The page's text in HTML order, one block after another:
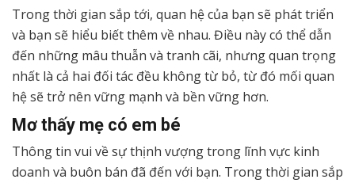
Trong thời gian sắp tới, quan hệ của bạn sẽ phát triển
và bạn sẽ hiểu biết thêm về nhau. Điều này có thể dẫn
đến những mâu thuẫn và tranh cãi, nhưng quan trọng
nhất là cả hai đối tác đều không từ bỏ, từ đó mối quan
hệ sẽ trở nên vững mạnh và bền vững hơn.
Mơ thấy mẹ có em bé
Thông tin vui về sự thịnh vượng trong lĩnh vực kinh
doanh và buôn bán đã đến với bạn. Trong thời gian sắp